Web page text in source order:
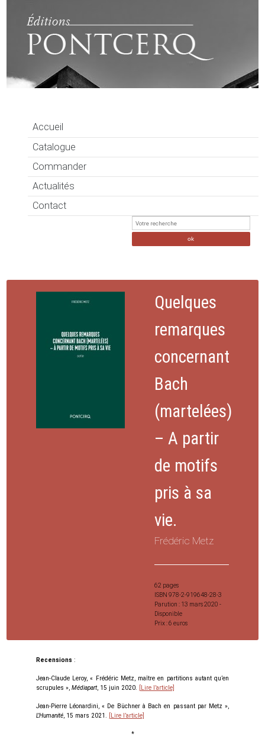
Accueil
Catalogue
Commander
Actualités
Contact
Quelques
remarques
concernant
Bach
(martelées)
– A partir
de motifs
pris à sa
vie.
Frédéric Metz
62 pages
ISBN 978-2-919648-28-3
Parution : 13 mars 2020 -
Disponible
Prix : 6 euros
Recensions :
Jean-Claude Leroy, « Frédéric Metz, maître en partitions autant qu’en
scrupules », Médiapart, 15 juin 2020. [Lire l’article]
Jean-Pierre Léonardini, « De Büchner à Bach en passant par Metz »,
L’Humanité, 15 mars 2021. [Lire l’article]
*